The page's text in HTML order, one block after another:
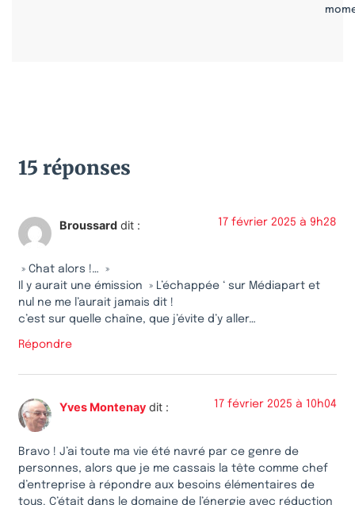
15 réponses
Broussard dit : 17 février 2025 à 9h28
» Chat alors !… »
Il y aurait une émission » L’échappée ‘ sur Médiapart et
nul ne me l’aurait jamais dit !
c’est sur quelle chaîne, que j’évite d’y aller…
Répondre
Yves Montenay dit : 17 février 2025 à 10h04
Bravo ! J’ai toute ma vie été navré par ce genre de
personnes, alors que je me cassais la tête comme chef
d’entreprise à répondre aux besoins élémentaires de
tous. C’était dans le domaine de l’énergie avec réduction